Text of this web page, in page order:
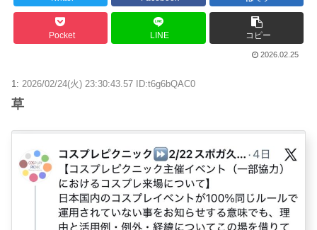
Pocket LINE コピー
2026.02.25
1: 2026/02/24(火) 23:30:43.57 ID:t6g6bQAC0
草